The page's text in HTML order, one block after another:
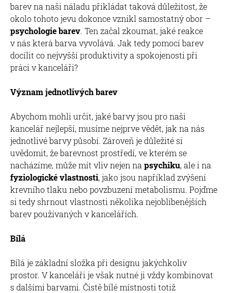
barev na naši náladu přikládat taková důležitost, že
okolo tohoto jevu dokonce vznikl samostatný obor –
psychologie barev. Ten začal zkoumat, jaké reakce
v nás která barva vyvolává. Jak tedy pomocí barev
docílit co nejvyšší produktivity a spokojenosti při
práci v kanceláři?
Význam jednotlivých barev
Abychom mohli určit, jaké barvy jsou pro naši
kancelář nejlepší, musíme nejprve vědět, jak na nás
jednotlivé barvy působí. Zároveň je důležité si
uvědomit, že barevnost prostředí, ve kterém se
nacházíme, může mít vliv nejen na psychiku, ale i na
fyziologické vlastnosti, jako jsou například zvýšení
krevního tlaku nebo povzbuzení metabolismu. Pojďme
si tedy shrnout vlastnosti několika nejoblíbenějších
barev používaných v kancelářích.
Bílá
Bílá je základní složka při designu jakýchkoliv
prostor. V kanceláři je však nutné ji vždy kombinovat
s dalšími barvami. Čistě bílé místnosti totiž